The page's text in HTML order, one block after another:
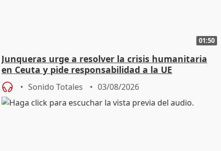
01:50
Junqueras urge a resolver la crisis humanitaria
en Ceuta y pide responsabilidad a la UE
Sonido Totales 03/08/2026